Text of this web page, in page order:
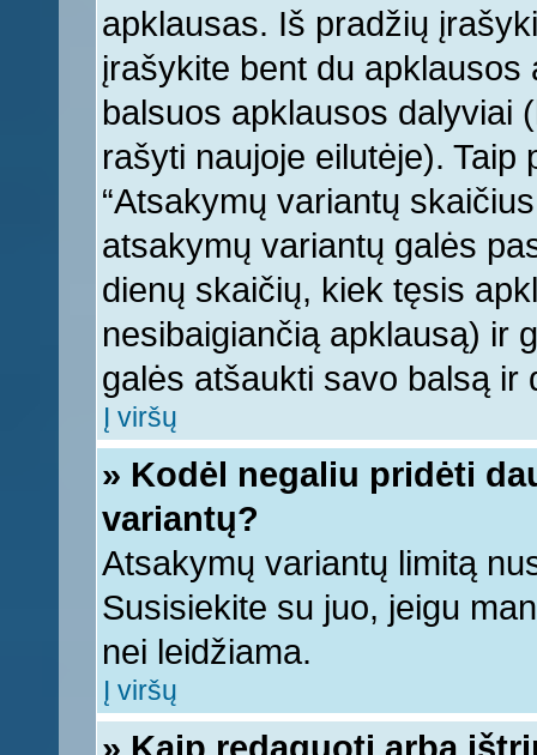
apklausas. Iš pradžių
įrašykite bent du
balsuos apklausos dalyviai
rašyti naujoje eilutėje).
“Atsakymų variantų
atsakymų variantų galės
dienų skaičių, kiek tęsis
nesibaigiančią apklausą) ir
galės atšaukti savo balsą ir
Į viršų
» Kodėl negaliu pridėti
variantų?
Atsakymų variantų limitą
Susisiekite su juo, jeigu
nei leidžiama.
Į viršų